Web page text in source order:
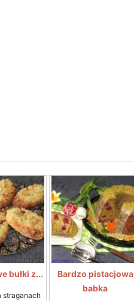
bułki z...
straganach
Bardzo pistacjowa
babka